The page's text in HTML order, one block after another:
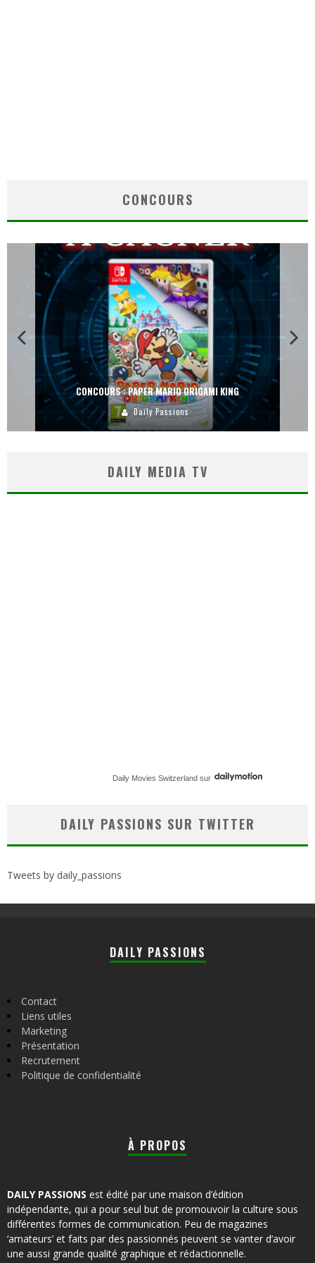
CONCOURS
CONCOURS : DREAMS SUR PS4
Carlos Mühlig
DAILY MEDIA TV
Daily Movies Switzerland sur
DAILY PASSIONS SUR TWITTER
Tweets by daily_passions
DAILY PASSIONS
Contact
Liens utiles
Marketing
Présentation
Recrutement
Politique de confidentialité
À PROPOS
DAILY PASSIONS est édité par une maison d’édition
indépendante, qui a pour seul but de promouvoir la culture sous
différentes formes de communication. Peu de magazines
‘amateurs’ et faits par des passionnés peuvent se vanter d’avoir
une aussi grande qualité graphique et rédactionnelle.